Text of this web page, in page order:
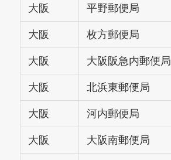
大阪 平野郵便局
大阪 枚方郵便局
大阪 大阪阪急内郵便局
大阪 北浜東郵便局
大阪 河内郵便局
大阪 大阪南郵便局